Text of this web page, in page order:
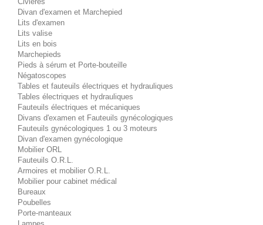
Divan d'examen et Marchepied
Lits d'examen
Lits valise
Lits en bois
Marchepieds
Pieds à sérum et Porte-bouteille
Négatoscopes
Tables et fauteuils électriques et hydrauliques
Tables électriques et hydrauliques
Fauteuils électriques et mécaniques
Divans d'examen et Fauteuils gynécologiques
Fauteuils gynécologiques 1 ou 3 moteurs
Divan d'examen gynécologique
Mobilier ORL
Fauteuils O.R.L.
Armoires et mobilier O.R.L.
Mobilier pour cabinet médical
Bureaux
Poubelles
Porte-manteaux